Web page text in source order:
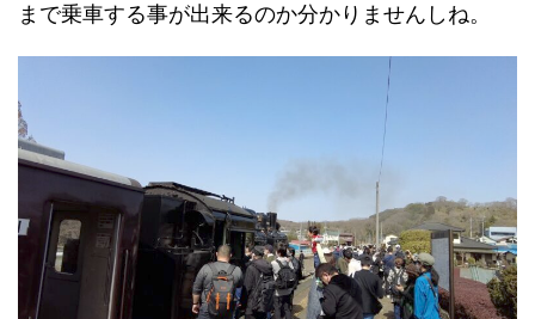
まで乗車する事が出来るのか分かりませんしね。